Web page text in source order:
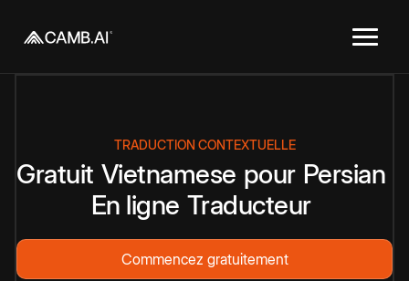
TRADUCTION CONTEXTUELLE
Gratuit Vietnamese pour Persian
En ligne Traducteur
Commencez gratuitement